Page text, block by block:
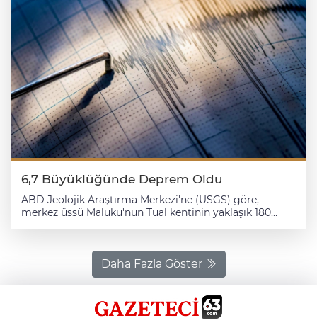
6,7 Büyüklüğünde Deprem Oldu
ABD Jeolojik Araştırma Merkezi'ne (USGS) göre,
merkez üssü Maluku'nun Tual kentinin yaklaşık 180
büyüklüğündeki depremde, henüz can veya mal kaybı
Daha Fazla Göster